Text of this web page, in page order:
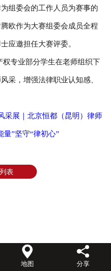
在线留言
联系我们
组委会的工作人员为赛事的
欧作为大赛组委会成员全程
应邀担任大赛评委。
专业部分学生在老师组织下
采，增强法律职业认知感、
采展｜北京恒都（昆明）律师
量”坚守“律初心”
表

地图

分享